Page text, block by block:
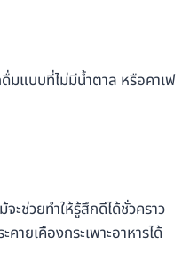
มแบบที่ไม่มีน้ำตาล หรือคาเฟ
ะช่วยทำให้รู้สึกดีได้ชั่วคราว
ยเคืองกระเพาะอาหารได้